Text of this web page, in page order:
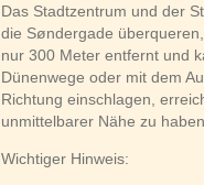
Das Stadtzentrum und der
die Søndergade
nur 300 Meter entfernt und
Dünenwege oder mit dem
Richtung einschlagen,
unmittelbarer Nähe zu
Wichtiger Hinweis: